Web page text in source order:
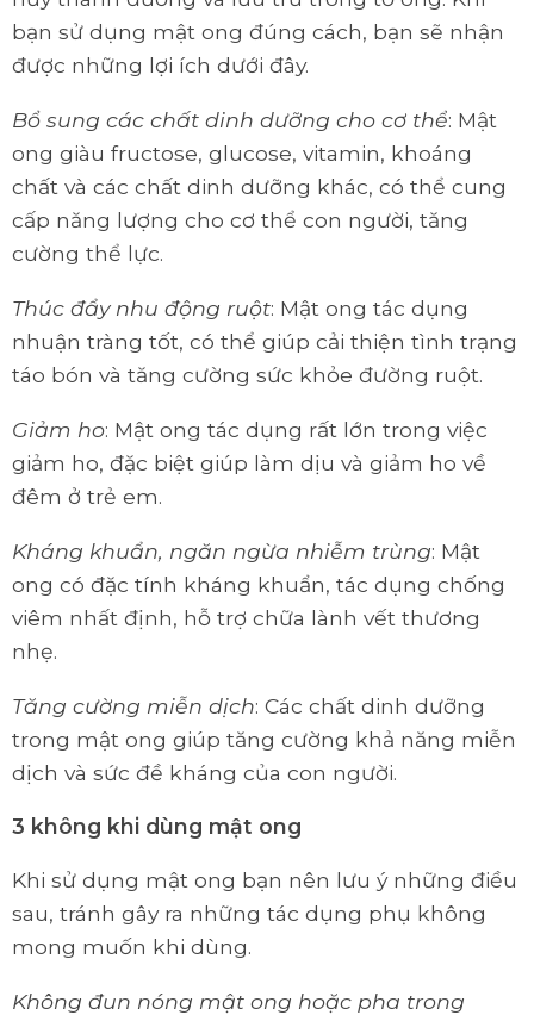
bạn sử dụng mật ong đúng cách, bạn sẽ nhận
được những lợi ích dưới đây.
Bổ sung các chất dinh dưỡng cho cơ thể: Mật
ong giàu fructose, glucose, vitamin, khoáng
chất và các chất dinh dưỡng khác, có thể cung
cấp năng lượng cho cơ thể con người, tăng
cường thể lực.
Thúc đẩy nhu động ruột: Mật ong tác dụng
nhuận tràng tốt, có thể giúp cải thiện tình trạng
táo bón và tăng cường sức khỏe đường ruột.
Giảm ho: Mật ong tác dụng rất lớn trong việc
giảm ho, đặc biệt giúp làm dịu và giảm ho về
đêm ở trẻ em.
Kháng khuẩn, ngăn ngừa nhiễm trùng: Mật
ong có đặc tính kháng khuẩn, tác dụng chống
viêm nhất định, hỗ trợ chữa lành vết thương
nhẹ.
Tăng cường miễn dịch: Các chất dinh dưỡng
trong mật ong giúp tăng cường khả năng miễn
dịch và sức đề kháng của con người.
3 không khi dùng mật ong
Khi sử dụng mật ong bạn nên lưu ý những điều
sau, tránh gây ra những tác dụng phụ không
mong muốn khi dùng.
Không đun nóng mật ong hoặc pha trong